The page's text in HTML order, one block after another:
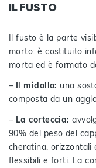
IL FUSTO
Il fusto è la parte
morto: è costituito
morta ed è formato
– Il midollo: una
composta da un
– La corteccia:
90% del peso del
cheratina, orizzontali
flessibili e forti. La